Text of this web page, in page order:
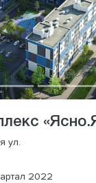
ул.
2022